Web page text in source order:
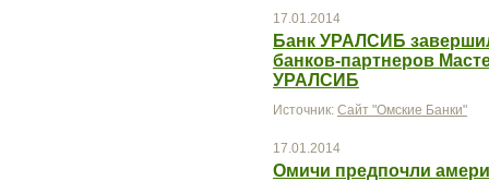
17.01.2014
Банк УРАЛСИБ
банков-партнеров
УРАЛСИБ
Источник: Сайт "Омские Банки"
17.01.2014
Омичи предпочли